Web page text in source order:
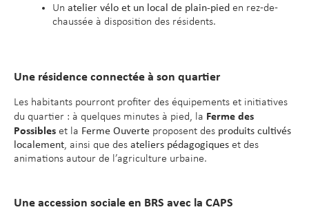
Un atelier vélo et un local de plain-pied en rez-de-
chaussée à disposition des résidents.
Une résidence connectée à son quartier
Les habitants pourront profiter des équipements et initiatives
du quartier : à quelques minutes à pied, la Ferme des
Possibles et la Ferme Ouverte proposent des produits cultivés
localement, ainsi que des ateliers pédagogiques et des
animations autour de l’agriculture urbaine.
Une accession sociale en BRS avec la CAPS